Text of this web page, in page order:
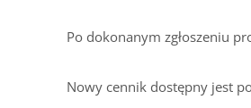
Po dokonanym zgłoszeniu
Nowy cennik dostępny jest